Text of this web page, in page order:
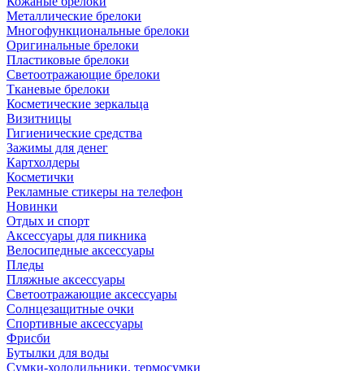
Металлические брелоки
Многофункциональные брелоки
Оригинальные брелоки
Пластиковые брелоки
Светоотражающие брелоки
Тканевые брелоки
Косметические зеркальца
Визитницы
Гигиенические средства
Зажимы для денег
Картхолдеры
Косметички
Рекламные стикеры на телефон
Новинки
Отдых и спорт
Аксессуары для пикника
Велосипедные аксессуары
Пледы
Пляжные аксессуары
Светоотражающие аксессуары
Солнцезащитные очки
Спортивные аксессуары
Фрисби
Бутылки для воды
Сумки-холодильники, термосумки